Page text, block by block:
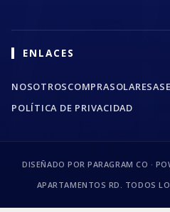
ENLACES
NOSOTROSCOMPRASOLARES
POLÍTICA DE PRIVACIDAD
DISEÑADO POR PARAGRAM CO ·
APARTAMENTOS RD. TODOS